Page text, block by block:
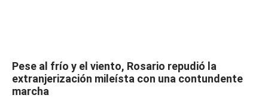
Pese al frío y el viento, Rosario repudió la
extranjerización mileísta con una contundente
marcha